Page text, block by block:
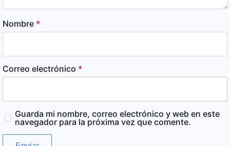
Nombre *
Correo electrónico *
Guarda mi nombre, correo electrónico y web en este
navegador para la próxima vez que comente.